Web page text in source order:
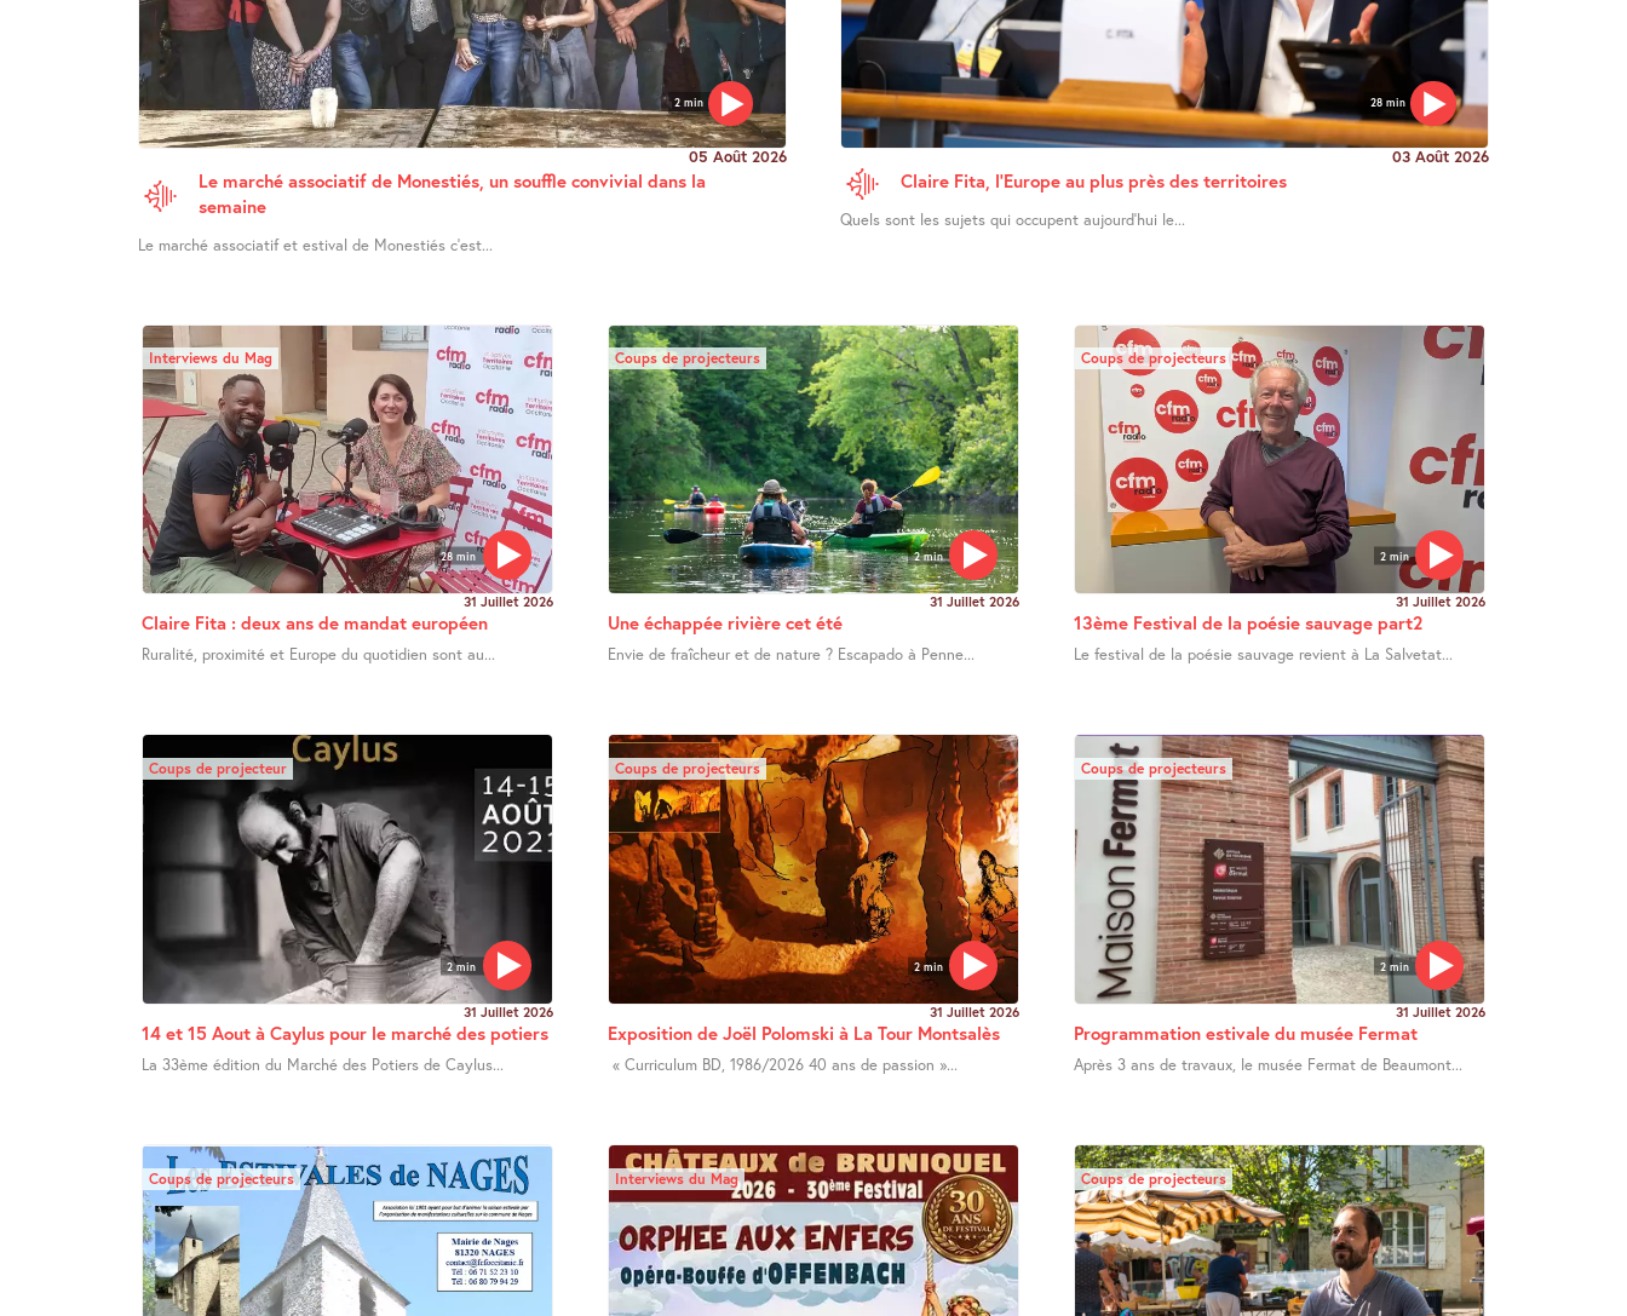
2 min
05 Août 2026
Le marché associatif de Monestiés, un souffle convivial dans la
semaine
Le marché associatif et estival de Monestiés c’est...
28 min
03 Août 2026
Claire Fita, l’Europe au plus près des territoires
Quels sont les sujets qui occupent aujourd’hui le...
28 min
Interviews du Mag
31 Juillet 2026
Claire Fita : deux ans de mandat européen
Ruralité, proximité et Europe du quotidien sont au...
2 min
Coups de projecteurs
31 Juillet 2026
Une échappée rivière cet été
Envie de fraîcheur et de nature ? Escapado à Penne...
2 min
Coups de projecteurs
31 Juillet 2026
13ème Festival de la poésie sauvage part2
Le festival de la poésie sauvage revient à La Salvetat...
2 min
Coups de projecteur
31 Juillet 2026
14 et 15 Aout à Caylus pour le marché des potiers
La 33ème édition du Marché des Potiers de Caylus...
2 min
Coups de projecteurs
31 Juillet 2026
Exposition de Joël Polomski à La Tour Montsalès
« Curriculum BD, 1986/2026 40 ans de passion »...
2 min
Coups de projecteurs
31 Juillet 2026
Programmation estivale du musée Fermat
Après 3 ans de travaux, le musée Fermat de Beaumont...
Coups de projecteurs Interviews du Mag Coups de projecteurs